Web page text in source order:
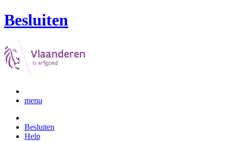
Besluiten
menu
Besluiten
Help